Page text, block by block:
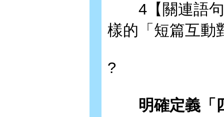
4【關連語句
樣的「短篇互動
?
明確定義「